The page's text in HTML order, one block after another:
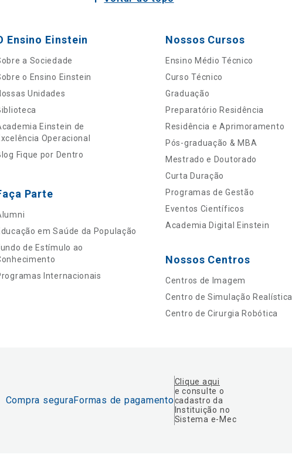
Ensino Einstein
a Sociedade
o Ensino Einstein
Unidades
Einstein de
Operacional
Fique por Dentro
Parte
em Saúde da População
de Estímulo ao
Internacionais
Nossos Cursos
Ensino Médio Técnico
Curso Técnico
Graduação
Preparatório Residência
Residência e Aprimoramento
Pós-graduação & MBA
Mestrado e Doutorado
Curta Duração
Programas de Gestão
Eventos Científicos
Academia Digital Einstein
Nossos Centros
Centros de Imagem
Centro de Simulação Realística
Centro de Cirurgia Robótica
Compra seguraFormas de pagamento
Clique aqui
e consulte o
cadastro da
Instituição no
Sistema e-Mec